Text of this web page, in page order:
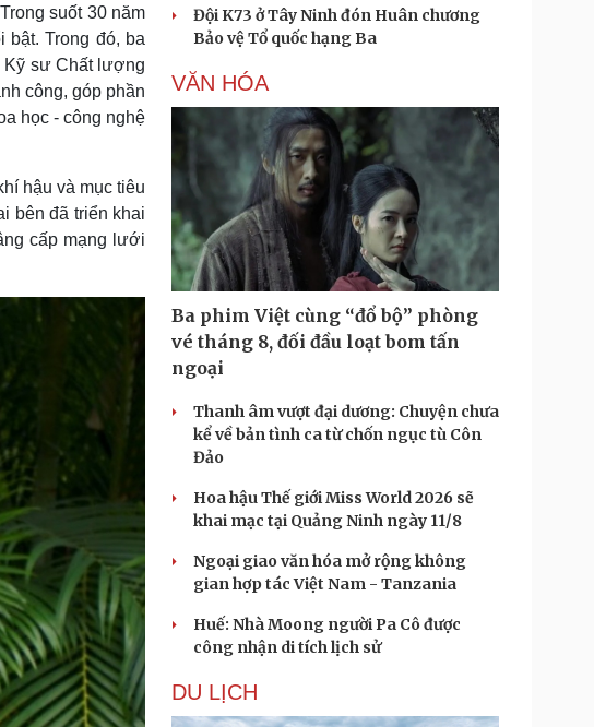
suốt 30 năm
Trong đó, ba
Kỹ sư Chất lượng
công, góp phần
học - công nghệ
hậu và mục tiêu
bên đã triển khai
cấp mạng lưới
Đội K73 ở Tây Ninh đón Huân chương
Bảo vệ Tổ quốc hạng Ba
VĂN HÓA
Ba phim Việt cùng “đổ bộ” phòng
vé tháng 8, đối đầu loạt bom tấn
ngoại
Thanh âm vượt đại dương: Chuyện chưa
kể về bản tình ca từ chốn ngục tù Côn
Đảo
Hoa hậu Thế giới Miss World 2026 sẽ
khai mạc tại Quảng Ninh ngày 11/8
Ngoại giao văn hóa mở rộng không
gian hợp tác Việt Nam - Tanzania
Huế: Nhà Moong người Pa Cô được
công nhận di tích lịch sử
DU LỊCH